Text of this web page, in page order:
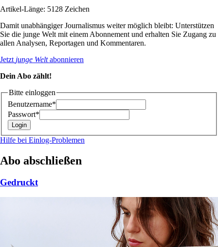
Artikel-Länge: 5128 Zeichen
Damit unabhängiger Journalismus weiter möglich bleibt: Unterstützen
Sie die junge Welt mit einem Abonnement und erhalten Sie Zugang zu
allen Analysen, Reportagen und Kommentaren.
Jetzt junge Weltabonnieren
Dein Abo zählt!
Bitte einloggen
Benutzername*
Passwort*
Hilfe bei Einlog-Problemen
Abo abschließen
Gedruckt